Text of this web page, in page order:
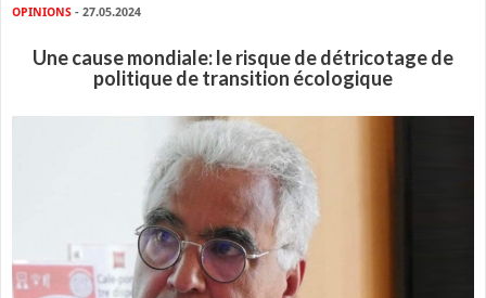
OPINIONS - 27.05.2024
Une cause mondiale: le risque de détricotage de
politique de transition écologique